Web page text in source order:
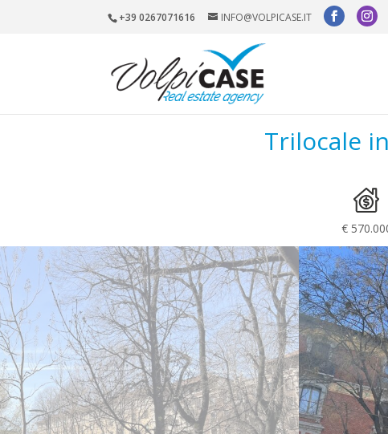
+39 0267071616 INFO@VOLPICASE.IT
Trilocale
€